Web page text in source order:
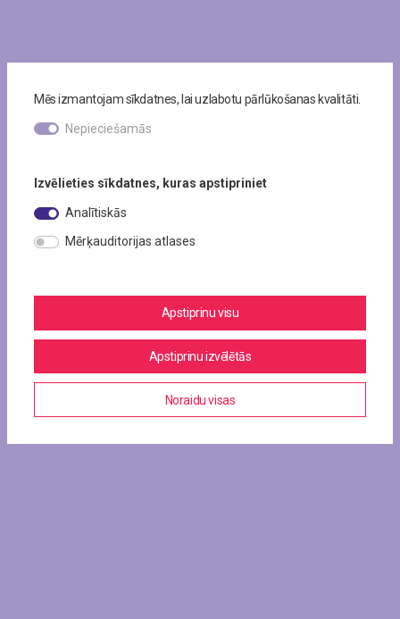
Mēs izmantojam sīkdatnes, lai uzlabotu pārlūkošanas kvalitāti.
Nepieciešamās
Izvēlieties sīkdatnes, kuras apstipriniet
Analītiskās
Mērķauditorijas atlases
Apstiprinu visu
Apstiprinu izvēlētās
Noraidu visas